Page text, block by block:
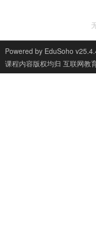
Powered by EduSoho
课程内容版权均归 互联网教